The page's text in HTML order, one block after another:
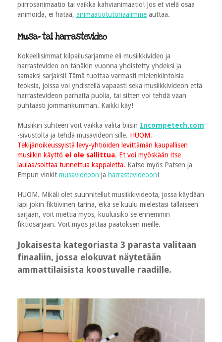
piirrosanimaatio tai vaikka kahvianimaatio! Jos et vielä osaa
animoida, ei hätää, animaatiotutoriaalimme auttaa.
Musa- tai harrastevideo
Kokeellisimmat kilpailusarjamme eli musiikkivideo ja
harrastevideo on tänäkin vuonna yhdistetty yhdeksi ja
samaksi sarjaksi! Tämä tuottaa varmasti mielenkiintoisia
teoksia, joissa voi yhdistellä vapaasti sekä musiikkivideon että
harrastevideon parhaita puolia, tai sitten voi tehdä vaan
puhtaasti jommankumman. Kaikki käy!
Musiikin suhteen voit vaikka valita biisin Incompetech.com
-sivustolta ja tehdä musavideon sille. HUOM.
Tekijänoikeussyistä levy-yhtiöiden levittämän kaupallisen
musiikin käyttö ei ole sallittua. Et voi myöskään itse
laulaa/soittaa tunnettua kappaletta. Katso myös Patsen ja
Empun vinkit musavideoon ja harrastevideoon!
HUOM. Mikäli olet suunnitellut musiikkivideota, jossa käydään
läpi jokin fiktiivinen tarina, eikä se kuulu mielestäsi tällaiseen
sarjaan, voit miettiä myös, kuuluisiko se ennemmin
fiktiosarjaan. Voit myös jättää päätöksen meille.
Jokaisesta kategoriasta 3 parasta valitaan
finaaliin, jossa elokuvat näytetään
ammattilaisista koostuvalle raadille.